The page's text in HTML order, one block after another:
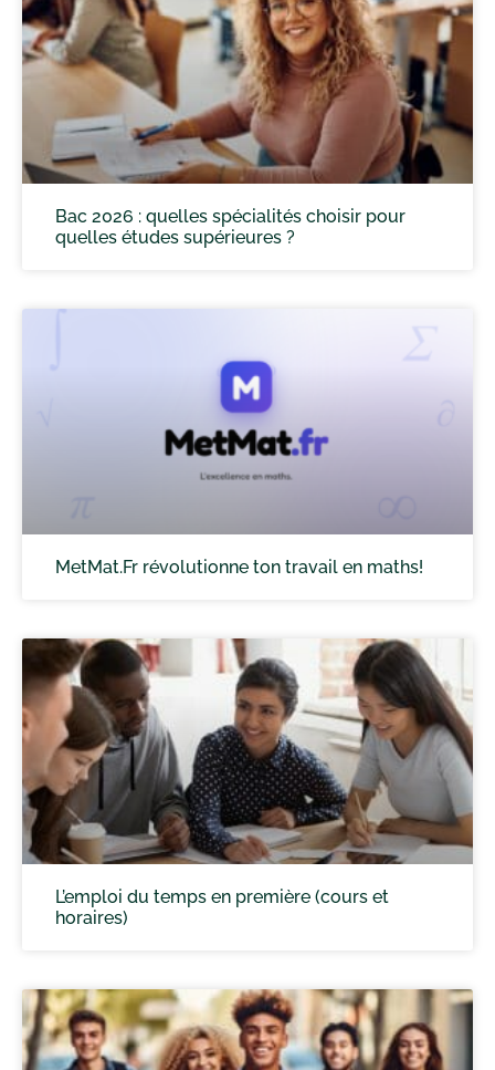
Bac 2026 : quelles spécialités choisir pour
quelles études supérieures ?
MetMat.Fr révolutionne ton travail en maths!
L’emploi du temps en première (cours et
horaires)